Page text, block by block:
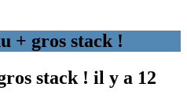
+ gros stack !
stack ! il y a 12